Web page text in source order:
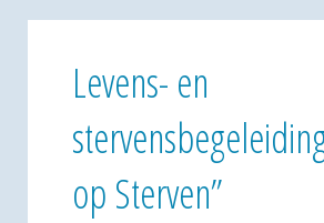
Levens- en
op Sterven”